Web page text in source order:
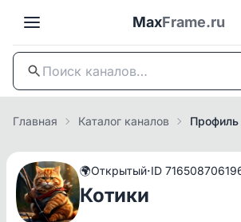
MaxFrame.ru
Главная Каталог каналов Профиль
🌍Открытый·ID
Котики